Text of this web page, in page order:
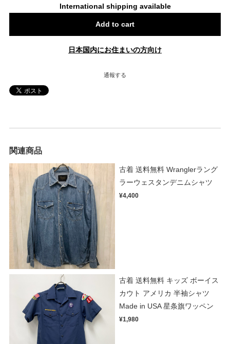
International shipping available
Add to cart
日本国内にお住まいの方向け
通報する
関連商品
古着 送料無料 Wranglerラング
ラーウェスタンデニムシャツ
¥4,400
古着 送料無料 キッズ ボーイス
カウト アメリカ 半袖シャツ
Made in USA 星条旗ワッペン
¥1,980